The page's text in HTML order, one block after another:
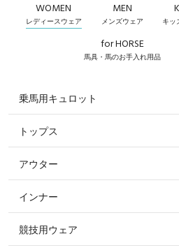
WOMEN
レディースウェア
MEN
メンズウェア キッ
for HORSE
馬具・馬のお手入れ用品
乗馬用キュロット
すべてのキュロット
フルグリップ・尻革 キュロット
ニーグリップ・膝革 キュロット
トップス
すべてのトップス
ポロシャツ
カットソー・Tシャツ・タンクト
アウター
すべてのアウター
コート
インナー
競技用ウェア